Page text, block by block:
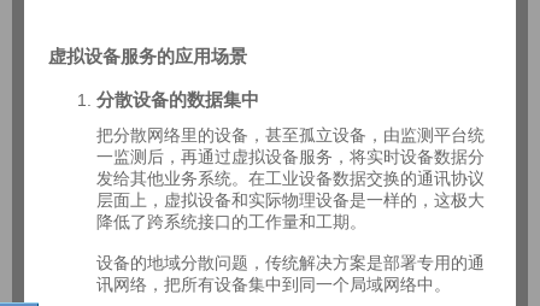
虚拟设备服务的应用场景
分散设备的数据集中
把分散网络里的设备，甚至孤立设备，由监测平台统
一监测后，再通过虚拟设备服务，将实时设备数据分
发给其他业务系统。在工业设备数据交换的通讯协议
层面上，虚拟设备和实际物理设备是一样的，这极大
降低了跨系统接口的工作量和工期。
设备的地域分散问题，传统解决方案是部署专用的通
讯网络，把所有设备集中到同一个局域网络中。